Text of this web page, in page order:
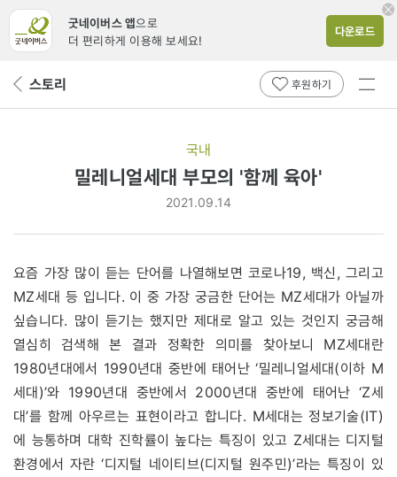
굿네이버스 앱으로
더 편리하게 이용해 보세요!
다운로드
뒤 스토리 후원하기
전체
국내
밀레니얼세대 부모의 '함께 육아'
2021.09.14
요즘 가장 많이 듣는 단어를 나열해보면 코로나19, 백신, 그리고
MZ세대 등 입니다. 이 중 가장 궁금한 단어는 MZ세대가 아닐까
싶습니다. 많이 듣기는 했지만 제대로 알고 있는 것인지 궁금해
열심히 검색해 본 결과 정확한 의미를 찾아보니 MZ세대란
1980년대에서 1990년대 중반에 태어난 ‘밀레니얼세대(이하 M
세대)’와 1990년대 중반에서 2000년대 중반에 태어난 ‘Z세
대’를 함께 아우르는 표현이라고 합니다. M세대는 정보기술(IT)
에 능통하며 대학 진학률이 높다는 특징이 있고 Z세대는 디지털
환경에서 자란 ‘디지털 네이티브(디지털 원주민)’라는 특징이 있